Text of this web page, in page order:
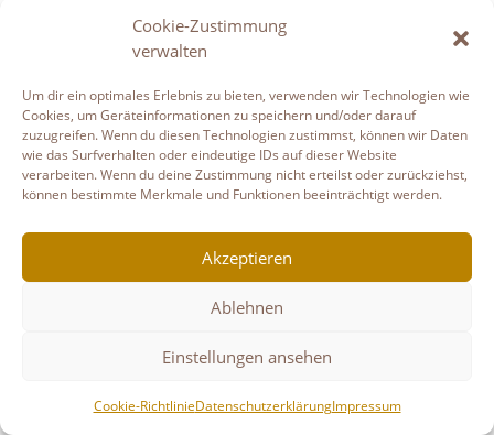
Cookie-Zustimmung
verwalten
Um dir ein optimales Erlebnis zu bieten, verwenden wir Technologien wie
Cookies, um Geräteinformationen zu speichern und/oder darauf
zuzugreifen. Wenn du diesen Technologien zustimmst, können wir Daten
wie das Surfverhalten oder eindeutige IDs auf dieser Website
verarbeiten. Wenn du deine Zustimmung nicht erteilst oder zurückziehst,
können bestimmte Merkmale und Funktionen beeinträchtigt werden.
Akzeptieren
Ablehnen
Einstellungen ansehen
Cookie-RichtlinieDatenschutzerklärungImpressum